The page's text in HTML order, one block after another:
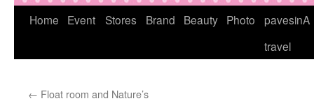
VaiHome Event Stores Brand Beauty Photo
pavesinA
travel
← Float room and Nature’s